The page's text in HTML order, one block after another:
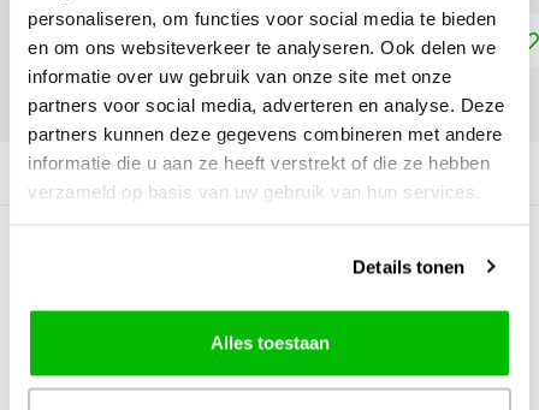
personaliseren, om functies voor social media te bieden
en om ons websiteverkeer te analyseren. Ook delen we
informatie over uw gebruik van onze site met onze
partners voor social media, adverteren en analyse. Deze
partners kunnen deze gegevens combineren met andere
informatie die u aan ze heeft verstrekt of die ze hebben
verzameld op basis van uw gebruik van hun services.
Details tonen
Alles toestaan
Toevoegen aan winkelwagen
DELEN:
Productomschrijving
0Reviews